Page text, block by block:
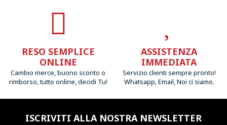
RESO SEMPLICE
ONLINE
Cambio merce, buono sconto o
rimborso, tutto online, decidi Tu!
ASSISTENZA
IMMEDIATA
Servizio clienti sempre pronto!
Whatsapp, Email, Noi ci siamo.
ISCRIVITI ALLA NOSTRA NEWSLETTER